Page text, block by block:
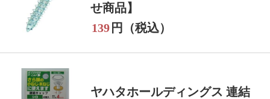
せ商品】
139 円（税込）
ヤハタホールディングス 連結